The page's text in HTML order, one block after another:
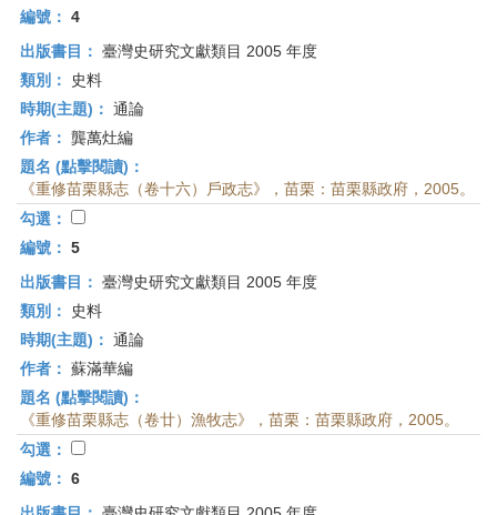
編號： 4
出版書目： 臺灣史研究文獻類目 2005 年度
類別：
史料
時期(主題)： 通論
作者： 龔萬灶編
題名 (點擊閱讀)：
《重修苗栗縣志（卷十六）戶政志》，苗栗：苗栗縣政府，2005。
勾選：
編號： 5
出版書目： 臺灣史研究文獻類目 2005 年度
類別：
史料
時期(主題)： 通論
作者： 蘇滿華編
題名 (點擊閱讀)：
《重修苗栗縣志（卷廿）漁牧志》，苗栗：苗栗縣政府，2005。
勾選：
編號： 6